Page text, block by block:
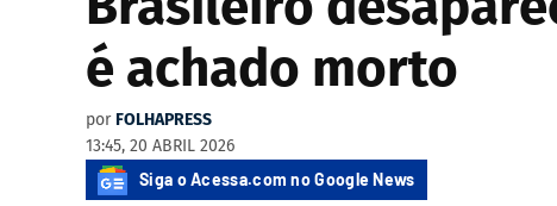
é achado morto
por FOLHAPRESS
13:45, 20 ABRIL 2026
Siga o Acessa.com no Google News